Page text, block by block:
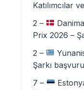
Katılımcılar
2 –
Prix 2026 –
2 –
Şarkı
7 –